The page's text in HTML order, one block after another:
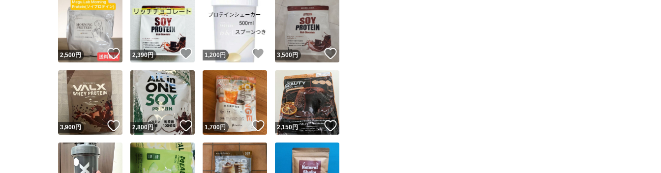
2,500円 いいね！
2,390円 いいね！
1,200 円 いいね！
3,500円
3,900円 いいね！
2,800円 いいね！
1,700円 いいね！
2,150円 いいね！